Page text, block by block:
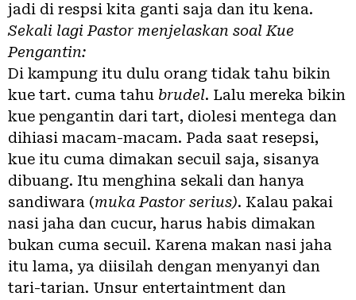
jadi di respsi kita ganti saja dan itu kena.
Sekali lagi Pastor menjelaskan soal Kue
Pengantin:
Di kampung itu dulu orang tidak tahu bikin
kue tart. cuma tahu brudel. Lalu mereka bikin
kue pengantin dari tart, diolesi mentega dan
dihiasi macam-macam. Pada saat resepsi,
kue itu cuma dimakan secuil saja, sisanya
dibuang. Itu menghina sekali dan hanya
sandiwara (muka Pastor serius). Kalau pakai
nasi jaha dan cucur, harus habis dimakan
bukan cuma secuil. Karena makan nasi jaha
itu lama, ya diisilah dengan menyanyi dan
tari-tarian. Unsur entertaintment dan